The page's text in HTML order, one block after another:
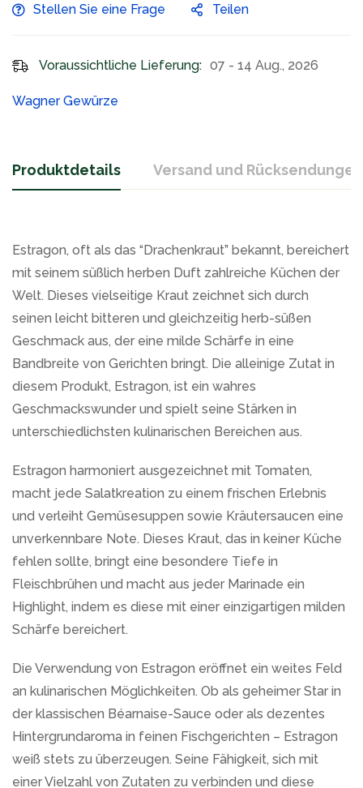
Stellen Sie eine Frage Teilen
Voraussichtliche Lieferung: 07 - 14 Aug., 2026
Wagner Gewürze
Produktdetails Versand und Rücksendungen
Estragon, oft als das “Drachenkraut” bekannt, bereichert
mit seinem süßlich herben Duft zahlreiche Küchen der
Welt. Dieses vielseitige Kraut zeichnet sich durch
seinen leicht bitteren und gleichzeitig herb-süßen
Geschmack aus, der eine milde Schärfe in eine
Bandbreite von Gerichten bringt. Die alleinige Zutat in
diesem Produkt, Estragon, ist ein wahres
Geschmackswunder und spielt seine Stärken in
unterschiedlichsten kulinarischen Bereichen aus.
Estragon harmoniert ausgezeichnet mit Tomaten,
macht jede Salatkreation zu einem frischen Erlebnis
und verleiht Gemüsesuppen sowie Kräutersaucen eine
unverkennbare Note. Dieses Kraut, das in keiner Küche
fehlen sollte, bringt eine besondere Tiefe in
Fleischbrühen und macht aus jeder Marinade ein
Highlight, indem es diese mit einer einzigartigen milden
Schärfe bereichert.
Die Verwendung von Estragon eröffnet ein weites Feld
an kulinarischen Möglichkeiten. Ob als geheimer Star in
der klassischen Béarnaise-Sauce oder als dezentes
Hintergrundaroma in feinen Fischgerichten – Estragon
weiß stets zu überzeugen. Seine Fähigkeit, sich mit
einer Vielzahl von Zutaten zu verbinden und diese